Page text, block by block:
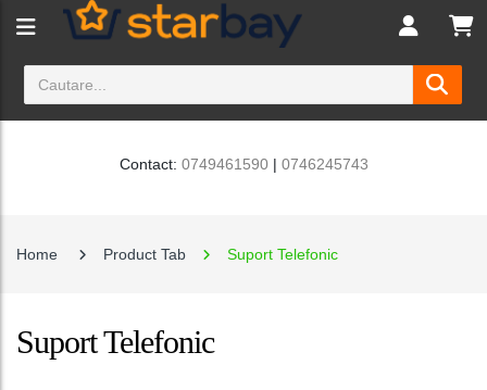
Contact: 0749461590| 0746245743
Home Product Tab Suport Telefonic
Suport Telefonic